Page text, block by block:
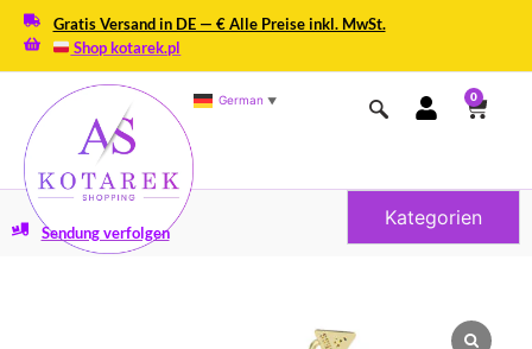
Gratis Versand in DE — € Alle Preise inkl. MwSt.
Shop kotarek.pl
German ▼ 0
Kategorien
Sendung verfolgen